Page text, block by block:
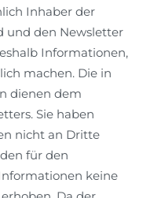
Inhaber der
und den Newsletter
Informationen,
machen. Die in
dienen dem
Sie haben
nicht an Dritte
für den
keine